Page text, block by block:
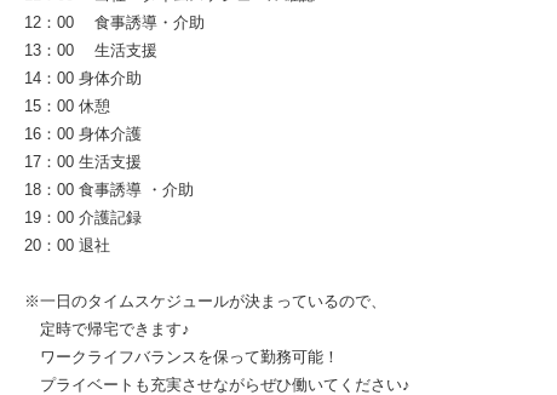
12：00 食事誘導・介助
13：00 生活支援
14：00 身体介助
15：00 休憩
16：00 身体介護
17：00 生活支援
18：00 食事誘導 ・介助
19：00 介護記録
20：00 退社
※一日のタイムスケジュールが決まっているので、
定時で帰宅できます♪
ワークライフバランスを保って勤務可能！
プライベートも充実させながらぜひ働いてください♪